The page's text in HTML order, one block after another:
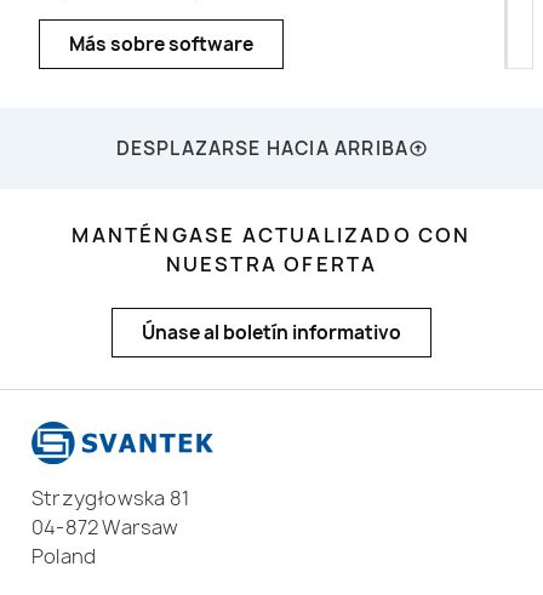
Más sobre software
DESPLAZARSE HACIA ARRIBA
MANTÉNGASE ACTUALIZADO CON
NUESTRA OFERTA
Únase al boletín informativo
Strzygłowska 81
04-872 Warsaw
Poland